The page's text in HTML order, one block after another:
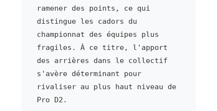
ramener des points, ce qui
distingue les cadors du
championnat des équipes plus
fragiles. À ce titre, l'apport
des arrières dans le collectif
s'avère déterminant pour
rivaliser au plus haut niveau de
Pro D2.